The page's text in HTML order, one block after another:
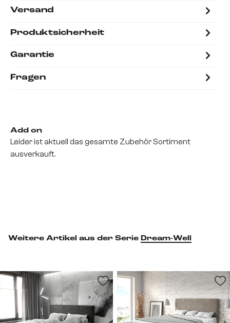
Versand
Produktsicherheit
Garantie
Fragen
Add on
Leider ist aktuell das gesamte Zubehör Sortiment
ausverkauft.
Weitere Artikel aus der Serie Dream-Well